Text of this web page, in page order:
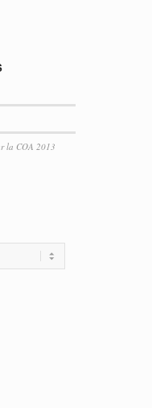
la COA 2013